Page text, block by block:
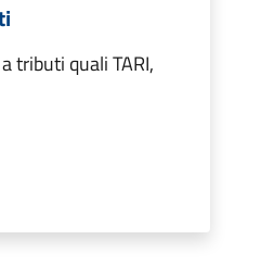
tributi quali TARI,